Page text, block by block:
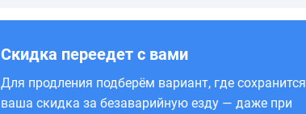
Скидка переедет с вами
Для продления подберём вариант, где сохранится
ваша скидка за безаварийную езду — даже при